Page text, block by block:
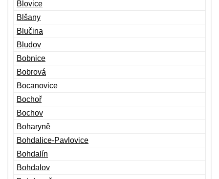
Blovice
Blšany
Blučina
Bludov
Bobnice
Bobrová
Bocanovice
Bochoř
Bochov
Boharyně
Bohdalice-Pavlovice
Bohdalín
Bohdalov